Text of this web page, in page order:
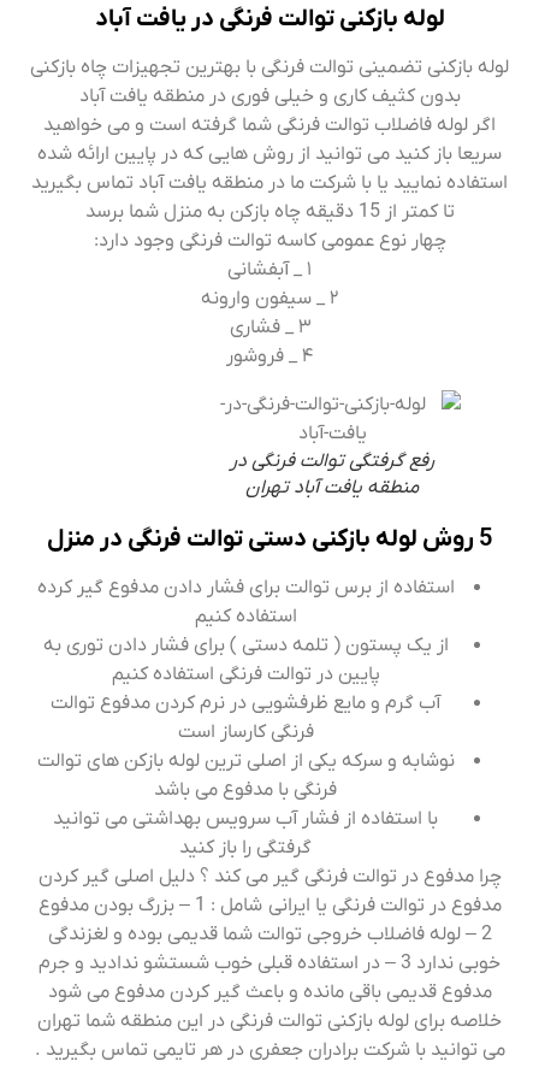
لوله بازکنی توالت فرنگی در یافت آباد
لوله بازکنی تضمینی توالت فرنگی با بهترین تجهیزات چاه بازکنی
بدون کثیف کاری و خیلی فوری در منطقه یافت آباد
اگر لوله فاضلاب توالت فرنگی شما گرفته است و می خواهید
سریعا باز کنید می توانید از روش هایی که در پایین ارائه شده
استفاده نمایید یا با شرکت ما در منطقه یافت آباد تماس بگیرید
تا کمتر از 15 دقیقه چاه بازکن به منزل شما برسد
چهار نوع عمومی کاسه توالت فرنگی وجود دارد:
۱ _ آبفشانی
۲ _ سیفون وارونه
۳ _ فشاری
۴ _ فروشور
رفع گرفتگی توالت فرنگی در
منطقه یافت آباد تهران
5 روش لوله بازکنی دستی توالت فرنگی در منزل
استفاده از برس توالت برای فشار دادن مدفوع گیر کرده
استفاده کنیم
از یک پستون ( تلمه دستی ) برای فشار دادن توری به
پایین در توالت فرنگی استفاده کنیم
آب گرم و مایع ظرفشویی در نرم کردن مدفوع توالت
فرنگی کارساز است
نوشابه و سرکه یکی از اصلی ترین لوله بازکن های توالت
فرنگی با مدفوع می باشد
با استفاده از فشار آب سرویس بهداشتی می توانید
گرفتگی را باز کنید
چرا مدفوع در توالت فرنگی گیر می کند ؟ دلیل اصلی گیر کردن
مدفوع در توالت فرنگی یا ایرانی شامل : 1 – بزرگ بودن مدفوع
2 – لوله فاضلاب خروجی توالت شما قدیمی بوده و لغزندگی
خوبی ندارد 3 – در استفاده قبلی خوب شستشو ندادید و جرم
مدفوع قدیمی باقی مانده و باعث گیر کردن مدفوع می شود
خلاصه برای لوله بازکنی توالت فرنگی در این منطقه شما تهران
می توانید با شرکت برادران جعفری در هر تایمی تماس بگیرید .